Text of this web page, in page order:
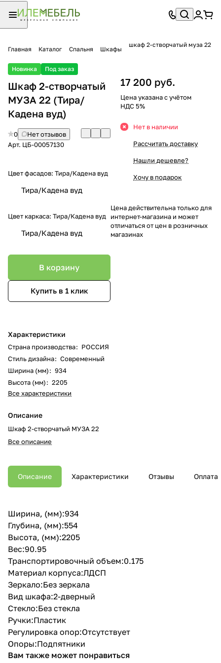
Главная Каталог Спальня Шкафы
шкаф 2-створчатый муза 22
Новинка Под заказ
Шкаф 2-створчатый
МУЗА 22 (Тира/
Кадена вуд)
0
Нет отзывов
Арт. ЦБ-00057130
Цвет фасадов: Тира/Кадена вуд
Тира/Кадена вуд
Цвет каркаса: Тира/Кадена вуд
Тира/Кадена вуд
В корзину
Купить в 1 клик
Характеристики
Страна производства: РОССИЯ
Стиль дизайна: Современный
Ширина (мм): 934
Высота (мм): 2205
Все характеристики
Описание
Шкаф 2-створчатый МУЗА 22
Все описание
17 200 руб.
Цена указана с учётом
НДС 5%
Нет в наличии
Рассчитать доставку
Нашли дешевле?
Хочу в подарок
Цена действительна только для
интернет-магазина и может
отличаться от цен в розничных
магазинах
Описание Характеристики Отзывы Оплата
Ширина, (мм):934
Глубина, (мм):554
Высота, (мм):2205
Вес:90.95
Транспортировочный объем:0.175
Материал корпуса:ЛДСП
Зеркало:Без зеркала
Вид шкафа:2-дверный
Стекло:Без стекла
Ручки:Пластик
Регулировка опор:Отсутствует
Опоры:Подпятники
Вам также может понравиться